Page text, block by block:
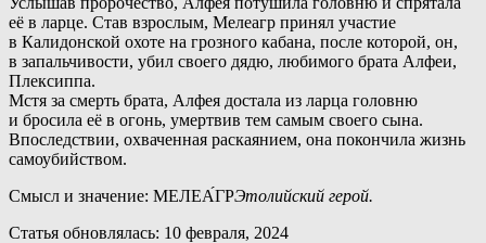
её в ларце. Став взрослым, Мелеагр принял участие
в Калидонской охоте на грозного кабана, после которой, он,
в запальчивости, убил своего дядю, любимого брата Алфеи,
Плексиппа.
Мстя за смерть брата, Алфея достала из ларца головню
и бросила её в огонь, умертвив тем самым своего сына.
Впоследствии, охваченная раскаянием, она покончила жизнь
самоубийством.
Смысл и значение: МЕЛЕА́ГРЭтолийский герой.
Статья обновлялась: 10 февраля, 2024